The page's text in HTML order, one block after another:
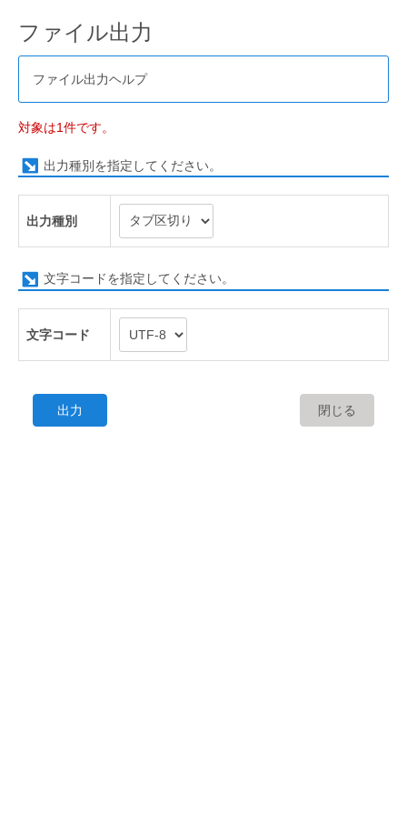
ファイル出力
ファイル出力ヘルプ
対象は1件です。
出力種別を指定してください。
出力種別
文字コードを指定してください。
文字コード